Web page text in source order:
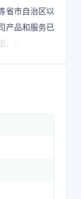
省市自治区以
产品和服务已
越南、印度
国产化基地
自主开发和产
权的重大技术
造、销售、设
批量研制多种